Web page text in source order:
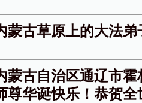
蒙古草原上的大法
蒙古自治区通辽市
尊华诞快乐！恭贺